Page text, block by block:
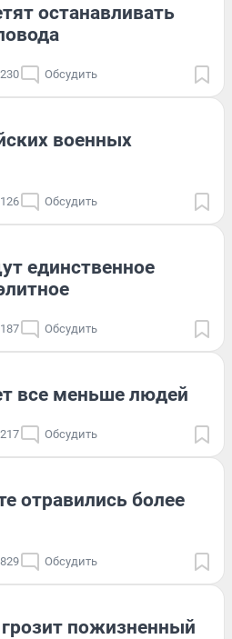
останавливать
230 Обсудить
военных
126 Обсудить
единственное
187 Обсудить
все меньше людей
217 Обсудить
отравились более
829 Обсудить
пожизненный